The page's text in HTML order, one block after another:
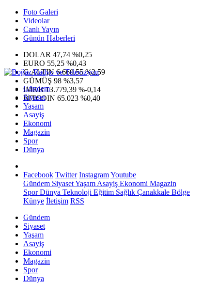
Foto Galeri
Videolar
Canlı Yayın
Günün Haberleri
DOLAR 47,74 %0,25
EURO 55,25 %0,43
G.ALTIN6.660,55 %2,59
GÜMÜŞ 98 %3,57
IMKB13.779,39 %-0,14
BITCOIN 65.023 %0,40
Gündem
Siyaset
Yaşam
Asayiş
Ekonomi
Magazin
Spor
Dünya
Facebook Twitter InstagramYoutube
Gündem SiyasetYaşam Asayiş Ekonomi Magazin
SporDünya Teknoloji Eğitim Sağlık Çanakkale Bölge
Künye İletişim RSS
Gündem
Siyaset
Yaşam
Asayiş
Ekonomi
Magazin
Spor
Dünya